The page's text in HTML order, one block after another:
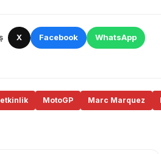
X Facebook WhatsApp
MotoGP Marc Marquez